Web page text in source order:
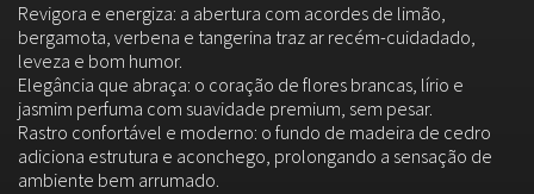
Revigora e energiza: a abertura com acordes de limão,
bergamota, verbena e tangerina traz ar recém-cuidadado,
leveza e bom humor.
Elegância que abraça: o coração de flores brancas, lírio e
jasmim perfuma com suavidade premium, sem pesar.
Rastro confortável e moderno: o fundo de madeira de cedro
adiciona estrutura e aconchego, prolongando a sensação de
ambiente bem arrumado.